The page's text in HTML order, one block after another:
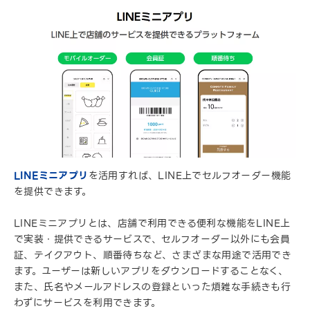
LINEミニアプリを活用すれば、LINE上でセルフオーダー機能
を提供できます。
LINEミニアプリとは、店舗で利用できる便利な機能をLINE上
で実装・提供できるサービスで、セルフオーダー以外にも会員
証、テイクアウト、順番待ちなど、さまざまな用途で活用でき
ます。ユーザーは新しいアプリをダウンロードすることなく、
また、氏名やメールアドレスの登録といった煩雑な手続きも行
わずにサービスを利用できます。